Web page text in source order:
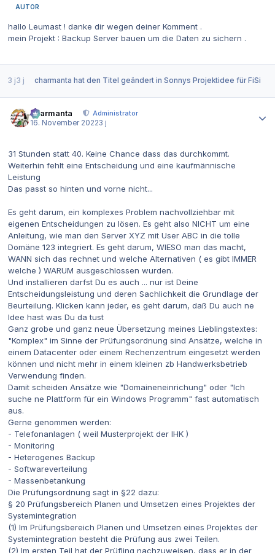
AUTOR
hallo Leumast ! danke dir wegen deiner Komment .
mein Projekt : Backup Server bauen um die Daten zu sichern .
3 j3 j charmanta hat den Titel geändert in Sonnys Projektidee für FiSi
charmanta
Administrator
16. November 20223 j
31 Stunden statt 40. Keine Chance dass das durchkommt.
Weiterhin fehlt eine Entscheidung und eine kaufmännische
Leistung
Das passt so hinten und vorne nicht...
Es geht darum, ein komplexes Problem nachvollziehbar mit
eigenen Entscheidungen zu lösen. Es geht also NICHT um eine
Anleitung, wie man den Server XYZ mit User ABC in die tolle
Domäne 123 integriert. Es geht darum, WIESO man das macht,
WANN sich das rechnet und welche Alternativen ( es gibt IMMER
welche ) WARUM ausgeschlossen wurden.
Und installieren darfst Du es auch ... nur ist Deine
Entscheidungsleistung und deren Sachlichkeit die Grundlage der
Beurteilung. Klicken kann jeder, es geht darum, daß Du auch ne
Idee hast was Du da tust
Ganz grobe und ganz neue Übersetzung meines Lieblingstextes:
"Komplex" im Sinne der Prüfungsordnung sind Ansätze, welche in
einem Datacenter oder einem Rechenzentrum eingesetzt werden
können und nicht mehr in einem kleinen zb Handwerksbetrieb
Verwendung finden.
Damit scheiden Ansätze wie "Domaineneinrichung" oder "Ich
suche ne Plattform für ein Windows Programm" fast automatisch
aus.
Gerne genommen werden:
- Telefonanlagen ( weil Musterprojekt der IHK )
- Monitoring
- Heterogenes Backup
- Softwareverteilung
- Massenbetankung
Die Prüfungsordnung sagt in §22 dazu:
§ 20 Prüfungsbereich Planen und Umsetzen eines Projektes der
Systemintegration
(1) Im Prüfungsbereich Planen und Umsetzen eines Projektes der
Systemintegration besteht die Prüfung aus zwei Teilen.
(2) Im ersten Teil hat der Prüfling nachzuweisen, dass er in der